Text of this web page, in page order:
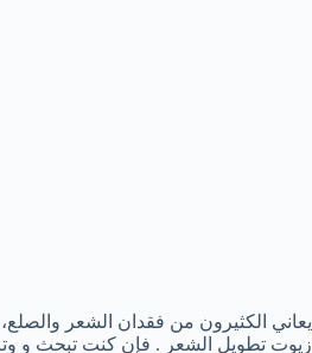
يعاني الكثيرون من فقدان الشعر
زيوت تطويل الشعر . فإن كنت تبحث و